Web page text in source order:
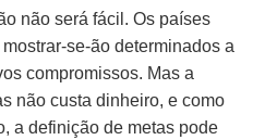
não será fácil. Os países
se-ão determinados a
compromissos. Mas a
não custa dinheiro, e como
a definição de metas pode